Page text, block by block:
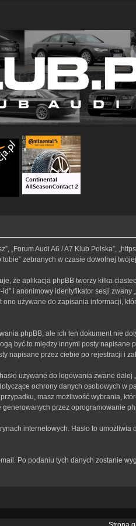
„Forum Audi A6 / A7 Klub Polska”,
tobie” zebranych w czasie dowolnej
że aplikacja phpBB tworzy kilka
i anonimowy identyfikator sesji
używane do zapisania informacji,
phpBB, ale ich ten dokument nie
być to między innymi posty
napisane przez ciebie po rejestracji i
używane do logowania zwane dalej
ochrony danych osobowych w
masz możliwość wybrania,
generowanych przez oprogramowanie
internetowych. Hasło to umożliwia
Po podaniu tych danych zostanie